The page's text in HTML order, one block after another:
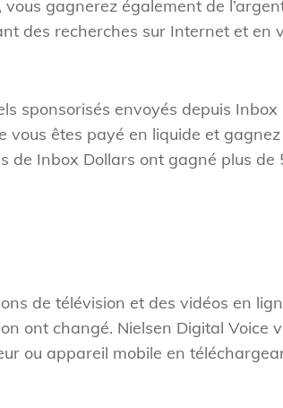
gagnerez également de
des recherches sur Internet et en
sponsorisés envoyés depuis Inbox
êtes payé en liquide et gagnez
de Inbox Dollars ont gagné plus de
de télévision et des vidéos en
ont changé. Nielsen Digital Voice
ou appareil mobile en